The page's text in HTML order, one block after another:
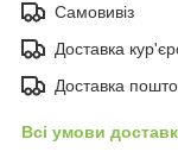
Самовивіз
Доставка
Доставка
Всі умови